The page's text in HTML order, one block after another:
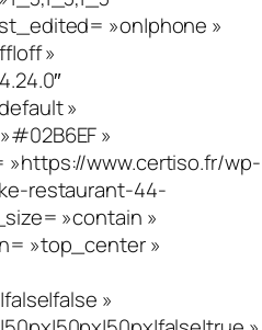
»on|phone »
»
»
»
»https://www.certiso.fr/wp-
restaurant-44-
»contain »
»top_center »
»